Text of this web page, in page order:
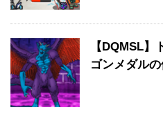
【DQMSL
ゴンメダル